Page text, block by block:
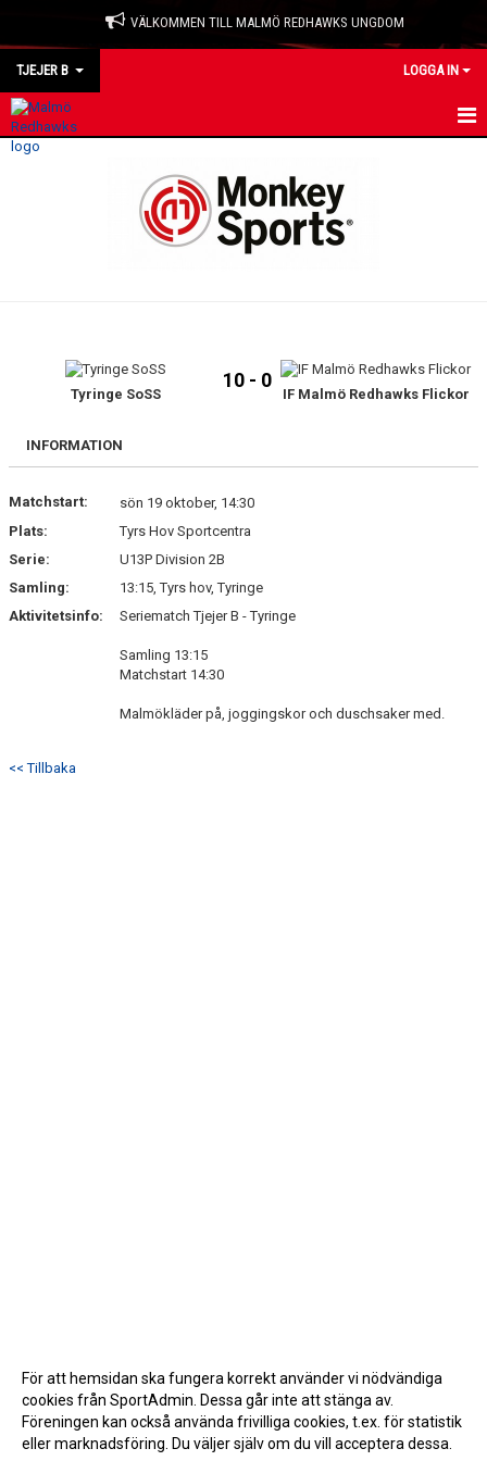
VÄLKOMMEN TILL MALMÖ REDHAWKS UNGDOM
TJEJER B LOGGA IN
HEM
BILDGALLERI
DOKUMENT
Tyringe SoSS
10 - 0
IF Malmö Redhawks Flickor
INFORMATION
Matchstart:
sön 19 oktober, 14:30
Plats:
Tyrs Hov Sportcentra
Serie:
U13P Division 2B
Samling:
13:15, Tyrs hov, Tyringe
Aktivitetsinfo:
Seriematch Tjejer B - Tyringe
Samling 13:15
Matchstart 14:30
Malmökläder på, joggingskor och duschsaker med.
<< Tillbaka
För att hemsidan ska fungera korrekt använder vi nödvändiga
cookies från SportAdmin. Dessa går inte att stänga av.
Föreningen kan också använda frivilliga cookies, t.ex. för statistik
eller marknadsföring. Du väljer själv om du vill acceptera dessa.